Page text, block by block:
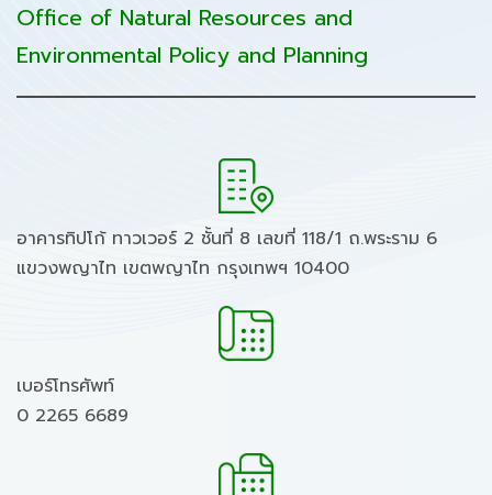
Office of Natural Resources and
Environmental Policy and Planning
อาคารทิปโก้ ทาวเวอร์ 2 ชั้นที่ 8 เลขที่ 118/1 ถ.พระราม 6
แขวงพญาไท เขตพญาไท กรุงเทพฯ 10400
เบอร์โทรศัพท์
0 2265 6689